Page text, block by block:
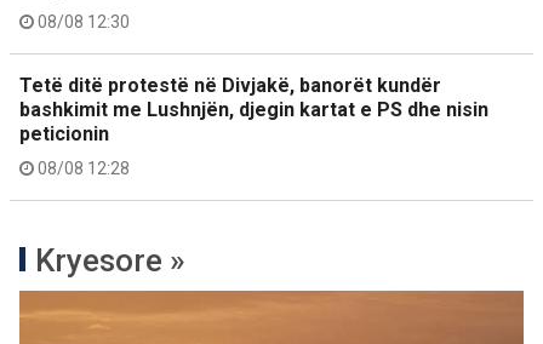
08/08 12:30
Tetë ditë protestë në Divjakë, banorët kundër
bashkimit me Lushnjën, djegin kartat e PS dhe nisin
peticionin
08/08 12:28
Kryesore »